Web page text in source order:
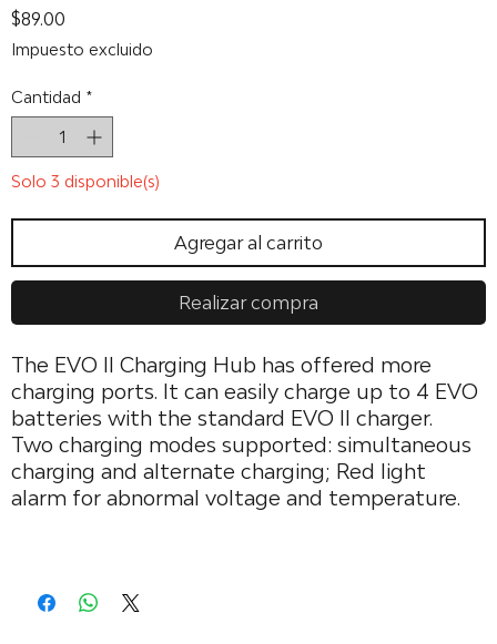
$89.00
Impuesto excluido
Cantidad *
Solo 3 disponible(s)
Agregar al carrito
Realizar compra
The EVO II Charging Hub has offered more
charging ports. It can easily charge up to 4 EVO
batteries with the standard EVO II charger.
Two charging modes supported: simultaneous
charging and alternate charging; Red light
alarm for abnormal voltage and temperature.